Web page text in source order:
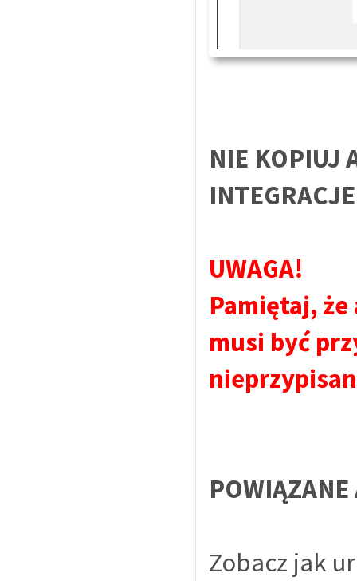
NIE KOPIUJ
UWAGA!
Pamiętaj,
musi być
POWIĄZANE
Zobacz jak